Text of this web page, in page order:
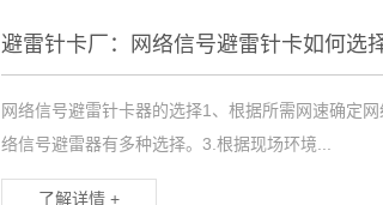
避雷针卡厂：网络信号避雷针卡如何选择
网络信号避雷针卡器的选择1、根据所需网速确定
络信号避雷器有多种选择。3.根据现场环境...
了解详情 +